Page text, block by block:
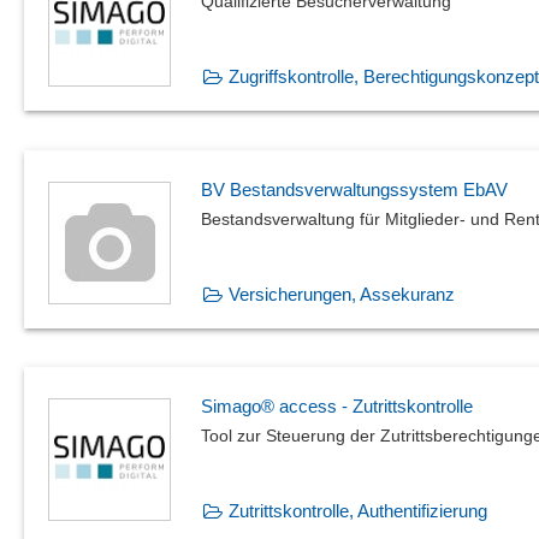
Zugriffskontrolle,
BV Bestandsverwaltungssystem EbAV
Bestandsverwaltung für Mitglieder- und
Versicherungen, Assekuranz
Simago® access - Zutrittskontrolle
Tool zur Steuerung der
Zutrittskontrolle, Authentifizierung